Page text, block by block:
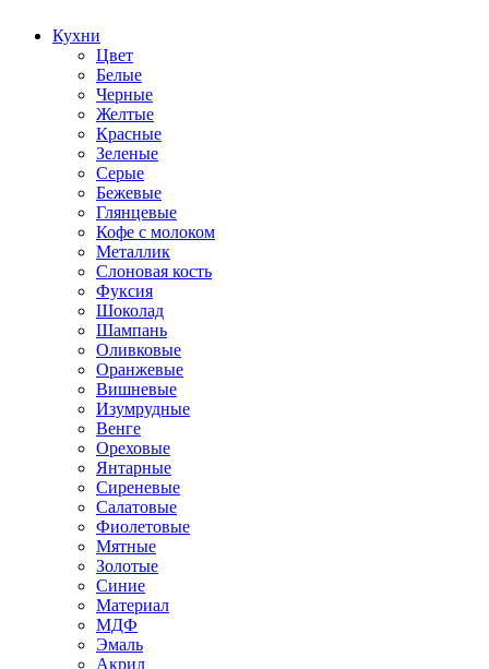
Кухни
Цвет
Белые
Черные
Желтые
Красные
Зеленые
Серые
Бежевые
Глянцевые
Кофе с молоком
Металлик
Слоновая кость
Фуксия
Шоколад
Шампань
Оливковые
Оранжевые
Вишневые
Изумрудные
Венге
Ореховые
Янтарные
Сиреневые
Салатовые
Фиолетовые
Мятные
Золотые
Синие
Материал
МДФ
Эмаль
Акрил